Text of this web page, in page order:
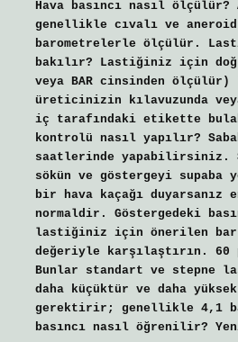
Hava basıncı nasıl ölçülür?
genellikle cıvalı ve aneroid
barometrelerle ölçülür.
bakılır? Lastiğiniz için
veya BAR cinsinden
üreticinizin kılavuzunda
iç tarafındaki etikette
kontrolü nasıl yapılır?
saatlerinde yapabilirsiniz.
sökün ve göstergeyi
bir hava kaçağı duyarsanız
normaldir. Göstergedeki
lastiğiniz için önerilen bar
değeriyle karşılaştırın. 60
Bunlar standart ve stepne
daha küçüktür ve daha
gerektirir; genellikle 4,1
basıncı nasıl öğrenilir?